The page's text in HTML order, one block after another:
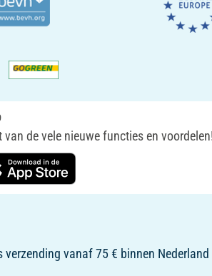
de vele nieuwe functies en voordelen!
vanaf 75 € binnen Nederland